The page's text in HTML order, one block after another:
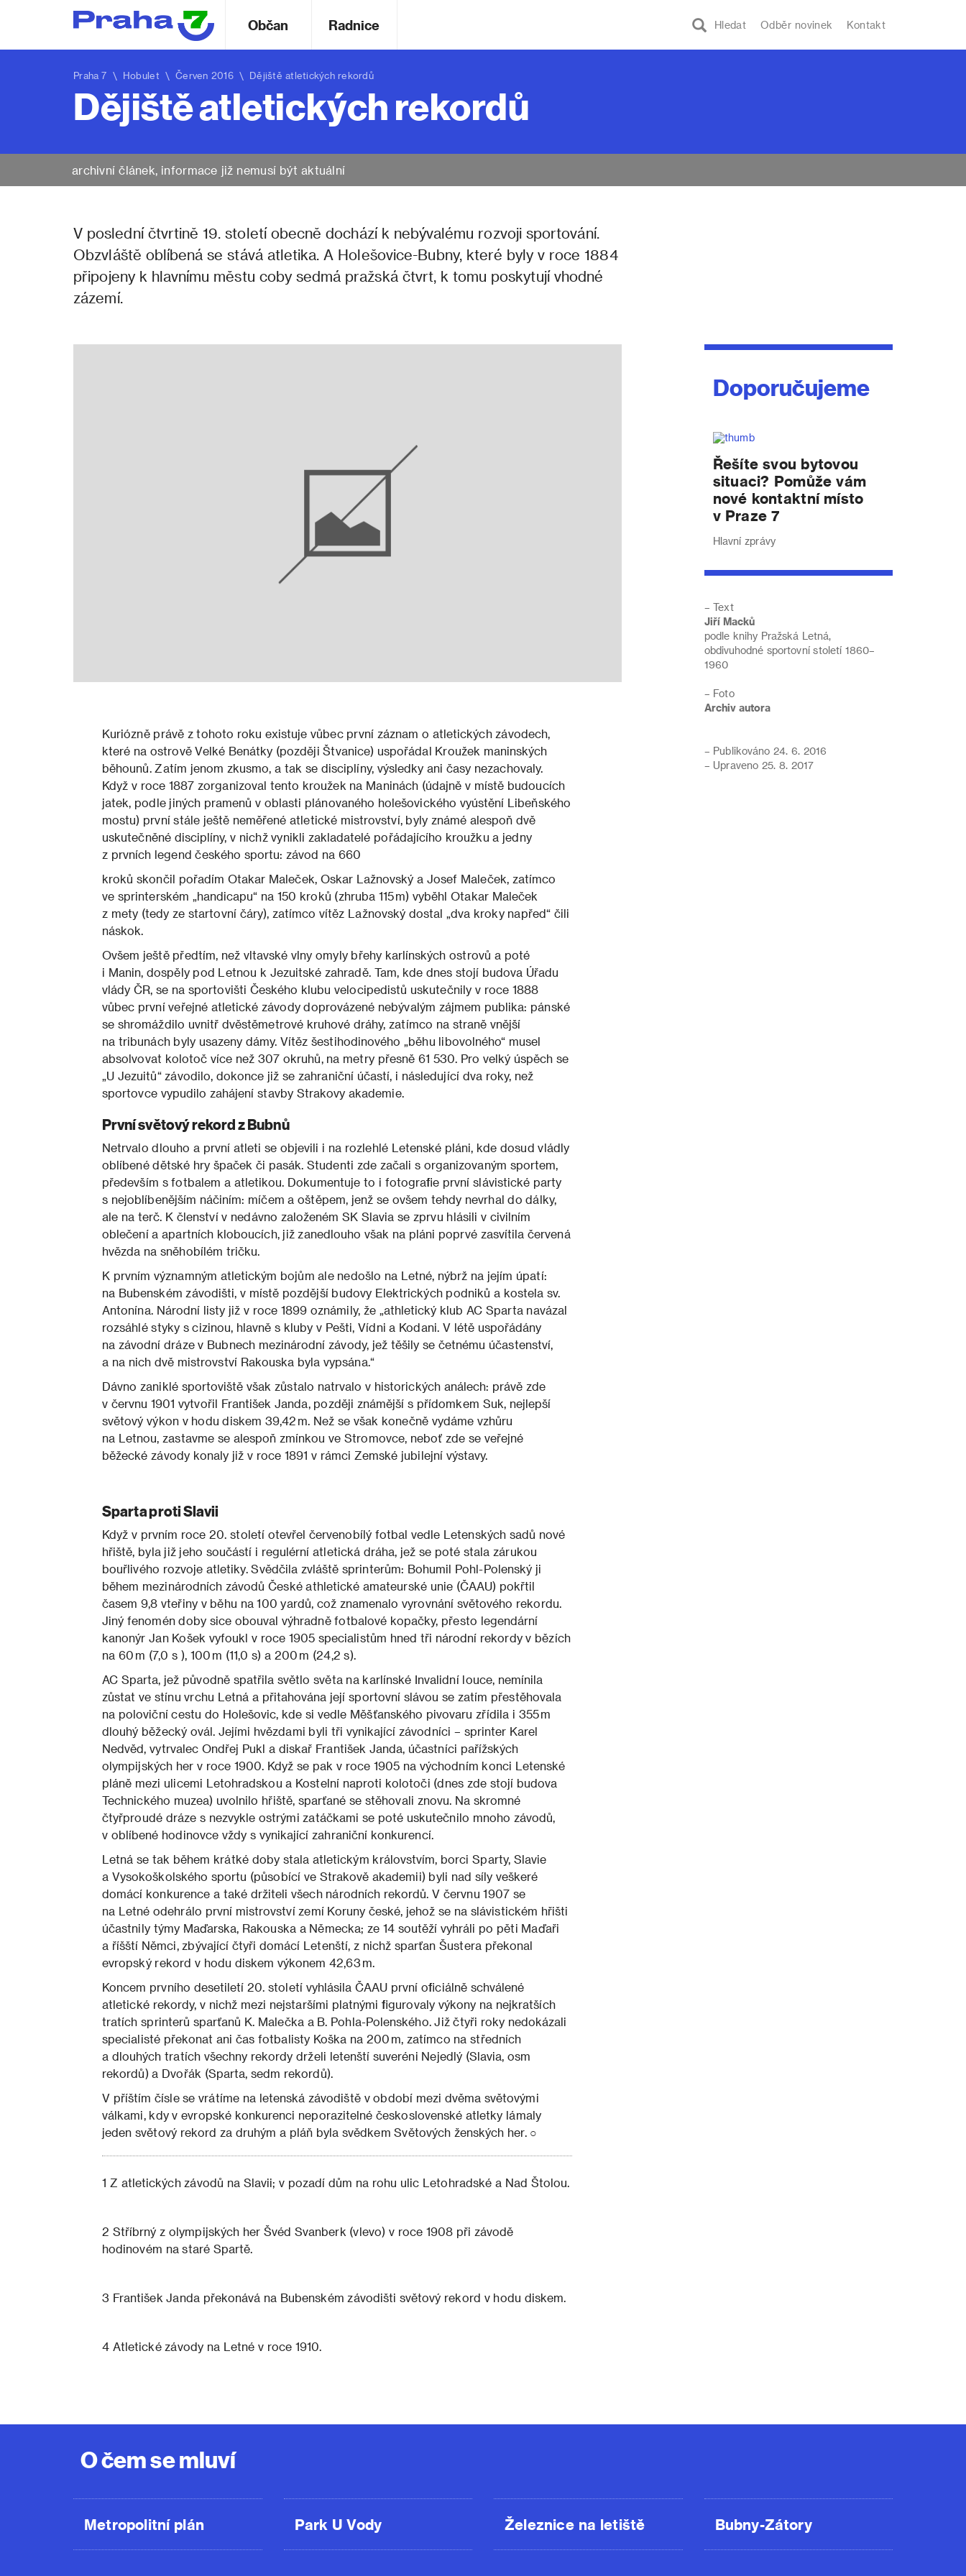
Hledat Odběr novinek Kontakt
Občan Radnice
Praha 7 \ Hobulet \ Červen 2016 \ Dějiště atletických rekordů
Dějiště atletických rekordů
archivní článek, informace již nemusí být aktuální
V poslední čtvrtině 19. století obecně dochází k nebývalému rozvoji sportování.
Obzvláště oblíbená se stává atletika. A Holešovice-Bubny, které byly v roce 1884
připojeny k hlavnímu městu coby sedmá pražská čtvrt, k tomu poskytují vhodné
zázemí.
Kuriózně právě z tohoto roku existuje vůbec první záznam o atletických závodech,
které na ostrově Velké Benátky (později Štvanice) uspořádal Kroužek maninských
běhounů. Zatím jenom zkusmo, a tak se disciplíny, výsledky ani časy nezachovaly.
Když v roce 1887 zorganizoval tento kroužek na Maninách (údajně v místě budoucích
jatek, podle jiných pramenů v oblasti plánovaného holešovického vyústění Libeňského
mostu) první stále ještě neměřené atletické mistrovství, byly známé alespoň dvě
uskutečněné disciplíny, v nichž vynikli zakladatelé pořádajícího kroužku a jedny
z prvních legend českého sportu: závod na 660
kroků skončil pořadím Otakar Maleček, Oskar Lažnovský a Josef Maleček, zatímco
ve sprinterském „handicapu“ na 150 kroků (zhruba 115 m) vyběhl Otakar Maleček
z mety (tedy ze startovní čáry), zatímco vítěz Lažnovský dostal „dva kroky napřed“ čili
náskok.
Ovšem ještě předtím, než vltavské vlny omyly břehy karlínských ostrovů a poté
i Manin, dospěly pod Letnou k Jezuitské zahradě. Tam, kde dnes stojí budova Úřadu
vlády ČR, se na sportovišti Českého klubu velocipedistů uskutečnily v roce 1888
vůbec první veřejné atletické závody doprovázené nebývalým zájmem publika: pánské
se shromáždilo uvnitř dvěstěmetrové kruhové dráhy, zatímco na straně vnější
na tribunách byly usazeny dámy. Vítěz šestihodinového „běhu libovolného“ musel
absolvovat kolotoč více než 307 okruhů, na metry přesně 61 530. Pro velký úspěch se
„U Jezuitů“ závodilo, dokonce již se zahraniční účastí, i následující dva roky, než
sportovce vypudilo zahájení stavby Strakovy akademie.
První světový rekord z Bubnů
Netrvalo dlouho a první atleti se objevili i na rozlehlé Letenské pláni, kde dosud vládly
oblíbené dětské hry špaček či pasák. Studenti zde začali s organizovaným sportem,
především s fotbalem a atletikou. Dokumentuje to i fotografie první slávistické party
s nejoblíbenějším náčiním: míčem a oštěpem, jenž se ovšem tehdy nevrhal do dálky,
ale na terč. K členství v nedávno založeném SK Slavia se zprvu hlásili v civilním
oblečení a apartních kloboucích, již zanedlouho však na pláni poprvé zasvítila červená
hvězda na sněhobílém tričku.
K prvním významným atletickým bojům ale nedošlo na Letné, nýbrž na jejím úpatí:
na Bubenském závodišti, v místě pozdější budovy Elektrických podniků a kostela sv.
Antonína. Národní listy již v roce 1899 oznámily, že „athletický klub AC Sparta navázal
rozsáhlé styky s cizinou, hlavně s kluby v Pešti, Vídni a Kodani. V létě uspořádány
na závodní dráze v Bubnech mezinárodní závody, jež těšily se četnému účastenství,
a na nich dvě mistrovství Rakouska byla vypsána.“
Dávno zaniklé sportoviště však zůstalo natrvalo v historických análech: právě zde
v červnu 1901 vytvořil František Janda, později známější s přídomkem Suk, nejlepší
světový výkon v hodu diskem 39,42 m. Než se však konečně vydáme vzhůru
na Letnou, zastavme se alespoň zmínkou ve Stromovce, neboť zde se veřejné
běžecké závody konaly již v roce 1891 v rámci Zemské jubilejní výstavy.
Sparta proti Slavii
Když v prvním roce 20. století otevřel červenobílý fotbal vedle Letenských sadů nové
hřiště, byla již jeho součástí i regulérní atletická dráha, jež se poté stala zárukou
bouřlivého rozvoje atletiky. Svědčila zvláště sprinterům: Bohumil Pohl-Polenský ji
během mezinárodních závodů České athletické amateurské unie (ČAAU) pokřtil
časem 9,8 vteřiny v běhu na 100 yardů, což znamenalo vyrovnání světového rekordu.
Jiný fenomén doby sice obouval výhradně fotbalové kopačky, přesto legendární
kanonýr Jan Košek vyfoukl v roce 1905 specialistům hned tři národní rekordy v bězích
na 60 m (7,0 s ), 100 m (11,0 s) a 200 m (24,2 s).
AC Sparta, jež původně spatřila světlo světa na karlínské Invalidní louce, nemínila
zůstat ve stínu vrchu Letná a přitahována její sportovní slávou se zatím přestěhovala
na poloviční cestu do Holešovic, kde si vedle Měšťanského pivovaru zřídila i 355 m
dlouhý běžecký ovál. Jejími hvězdami byli tři vynikající závodníci – sprinter Karel
Nedvěd, vytrvalec Ondřej Pukl a diskař František Janda, účastníci pařížských
olympijských her v roce 1900. Když se pak v roce 1905 na východním konci Letenské
pláně mezi ulicemi Letohradskou a Kostelní naproti kolotoči (dnes zde stojí budova
Technického muzea) uvolnilo hřiště, sparťané se stěhovali znovu. Na skromné
čtyřproudé dráze s nezvykle ostrými zatáčkami se poté uskutečnilo mnoho závodů,
v oblíbené hodinovce vždy s vynikající zahraniční konkurencí.
Letná se tak během krátké doby stala atletickým královstvím, borci Sparty, Slavie
a Vysokoškolského sportu (působící ve Strakově akademii) byli nad síly veškeré
domácí konkurence a také držiteli všech národních rekordů. V červnu 1907 se
na Letné odehrálo první mistrovství zemí Koruny české, jehož se na slávistickém hřišti
účastnily týmy Maďarska, Rakouska a Německa; ze 14 soutěží vyhráli po pěti Maďaři
a říšští Němci, zbývající čtyři domácí Letenští, z nichž sparťan Šustera překonal
evropský rekord v hodu diskem výkonem 42,63 m.
Koncem prvního desetiletí 20. století vyhlásila ČAAU první oficiálně schválené
atletické rekordy, v nichž mezi nejstaršími platnými figurovaly výkony na nejkratších
tratích sprinterů sparťanů K. Malečka a B. Pohla-Polenského. Již čtyři roky nedokázali
specialisté překonat ani čas fotbalisty Koška na 200 m, zatímco na středních
a dlouhých tratích všechny rekordy drželi letenští suveréni Nejedlý (Slavia, osm
rekordů) a Dvořák (Sparta, sedm rekordů).
V příštím čísle se vrátíme na letenská závodiště v období mezi dvěma světovými
válkami, kdy v evropské konkurenci neporazitelné československé atletky lámaly
jeden světový rekord za druhým a pláň byla svědkem Světových ženských her. ○
1 Z atletických závodů na Slavii; v pozadí dům na rohu ulic Letohradské a Nad Štolou.
2 Stříbrný z olympijských her Švéd Svanberk (vlevo) v roce 1908 při závodě
hodinovém na staré Spartě.
3 František Janda překonává na Bubenském závodišti světový rekord v hodu diskem.
4 Atletické závody na Letné v roce 1910.
Doporučujeme
Řešíte svou bytovou
situaci? Pomůže vám
nové kontaktní místo
v Praze 7
Hlavní zprávy
– Text
Jiří Macků
podle knihy Pražská Letná,
obdivuhodné sportovní století 1860–
1960
– Foto
Archiv autora
– Publikováno 24. 6. 2016
– Upraveno 25. 8. 2017
O čem se mluví
Metropolitní plán Park U Vody Železnice na letiště Bubny-Zátory